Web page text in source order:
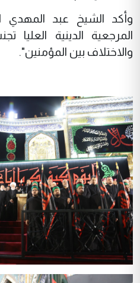
وأكد الشيخ عبد المهدي
المرجعية الدينية العليا
والاختلاف بين المؤمنين".